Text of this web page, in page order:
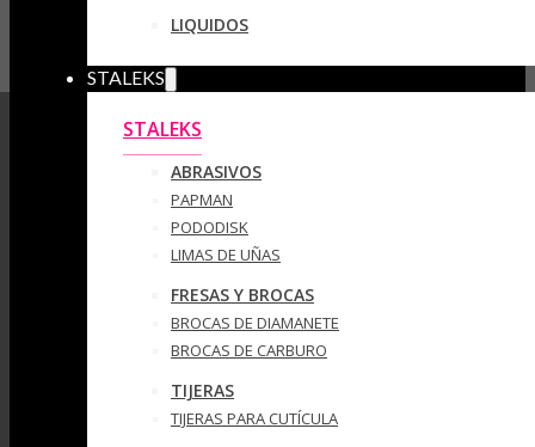
LIQUIDOS
STALEKS
STALEKS
ABRASIVOS
PAPMAN
PODODISK
LIMAS DE UÑAS
FRESAS Y BROCAS
BROCAS DE DIAMANETE
BROCAS DE CARBURO
TIJERAS
TIJERAS PARA CUTÍCULA